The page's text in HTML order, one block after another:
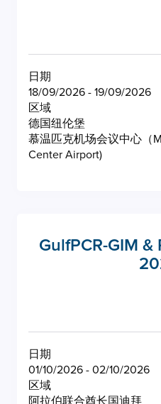
日期
18/09/2026 - 19/09/2026
区域
德国纽伦堡
慕温匹克机场会议中心（
Center Airport)
GulfPCR-GIM &
日期
01/10/2026 - 02/10/2026
区域
阿拉伯联合酋长国迪拜